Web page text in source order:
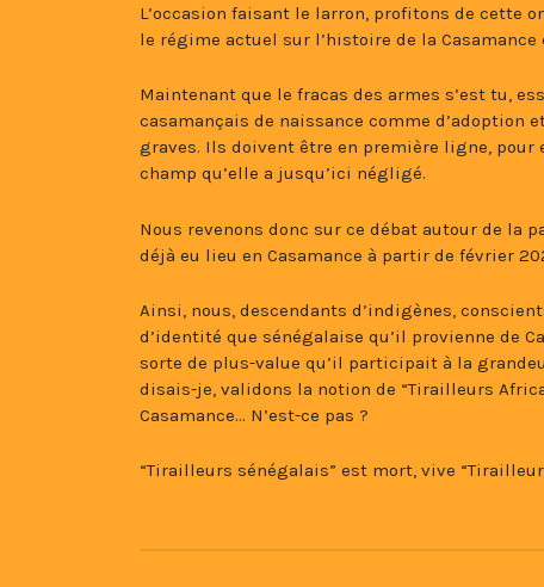
L’occasion faisant le larron, profitons de cette
le régime actuel sur l’histoire de la
Maintenant que le fracas des armes s’est tu,
casamançais de naissance comme d’adoption
graves. Ils doivent être en première ligne, pour
champ qu’elle a jusqu’ici négligé.
Nous revenons donc sur ce débat autour de la
déjà eu lieu en Casamance à partir de février
Ainsi, nous, descendants d’indigènes,
d’identité que sénégalaise qu’il provienne de
sorte de plus-value qu’il participait à la
disais-je, validons la notion de “Tirailleurs
Casamance… N’est-ce pas ?
“Tirailleurs sénégalais” est mort, vive